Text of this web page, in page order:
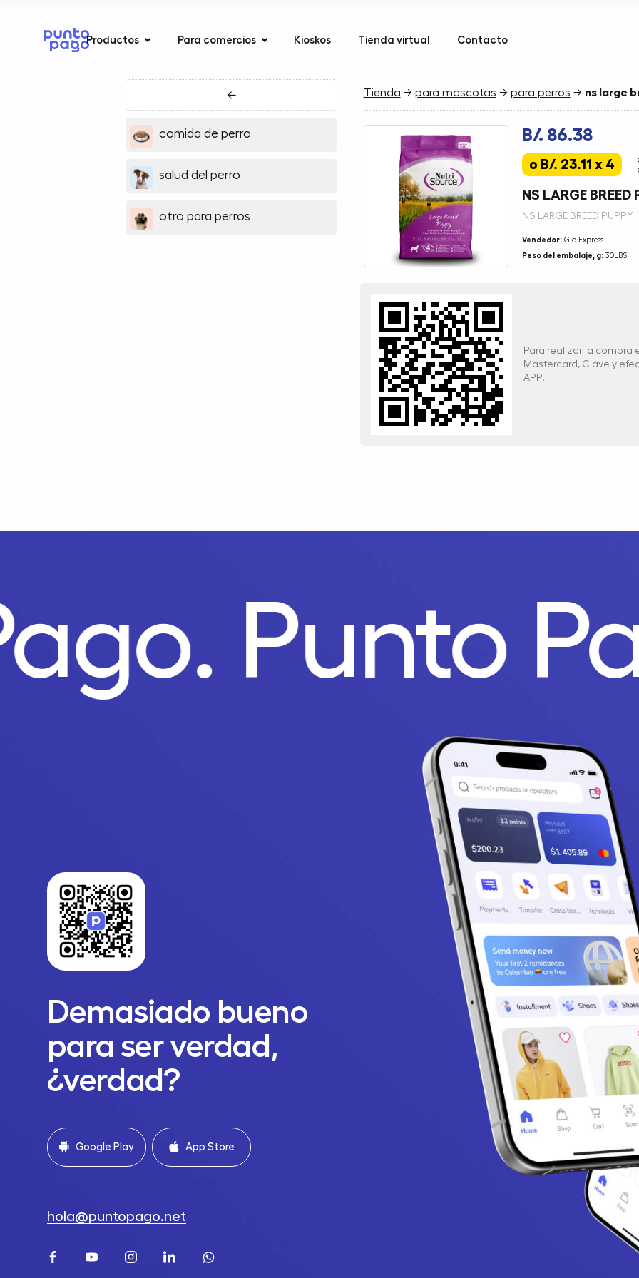
Productos Para comercios Kioskos Tienda virtual Contacto
←
comida de perro
salud del perro
otro para perros
Tienda → para mascotas → para perros → ns large
B/. 86.38
o B/. 23.11 x 4
NS LARGE BREED
NS LARGE BREED PUPPY
Vendedor:Gio Express
Peso del embalaje, g:30LBS
Para realizar la compra
Mastercard, Clave y
APP.
Punto
Demasiado bueno
para ser verdad,
¿verdad?
Google Play App Store
hola@puntopago.net